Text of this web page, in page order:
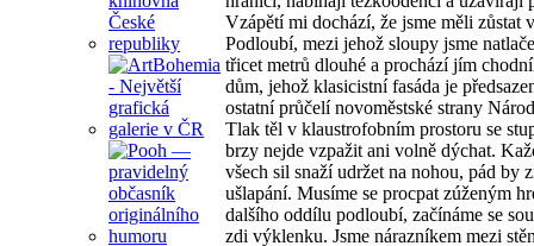
Vzápětí mi dochází, že jsme měli zůstat
Podloubí, mezi jehož sloupy jsme
třicet metrů dlouhé a prochází jím
dům, jehož klasicistní fasáda je
ostatní průčelí novoměstské strany
Tlak těl v klaustrofobním prostoru se
brzy nejde vzpažit ani volně dýchat.
všech sil snaží udržet na nohou, pád by
ušlapání. Musíme se procpat zúženým
dalšího oddílu podloubí, začínáme se
zdi výklenku. Jsme nárazníkem mezi